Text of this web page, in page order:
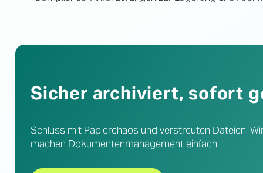
Sicher archiviert, sofort
Schluss mit Papierchaos und verstreuten Dateien.
machen Dokumentenmanagement einfach.